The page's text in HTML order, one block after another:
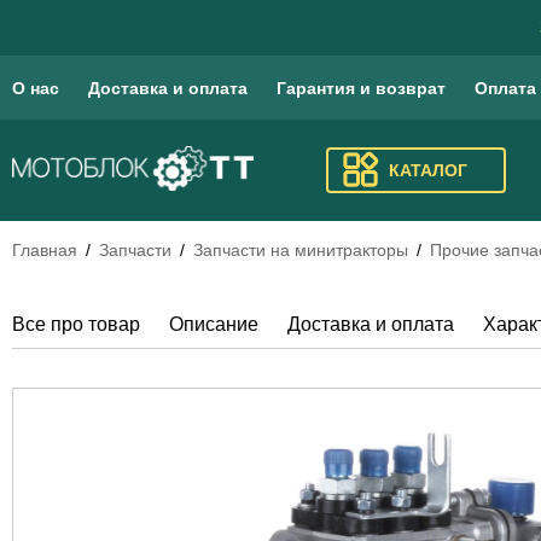
О нас Доставка и оплата Гарантия и возврат Оплата
КАТАЛОГ
Главная Запчасти Запчасти на минитракторы Прочие
Все про товар Описание Доставка и оплата